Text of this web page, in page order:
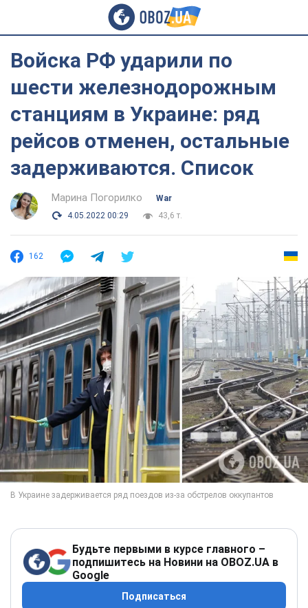
Войска РФ ударили по
шести железнодорожным
станциям в Украине: ряд
рейсов отменен, остальные
задерживаются. Список
Марина Погорилко
War
4.05.2022 00:29
43,6 т.
162
Будьте первыми в курсе главного –
подпишитесь на Новини на OBOZ.UA в
Google
Подписаться